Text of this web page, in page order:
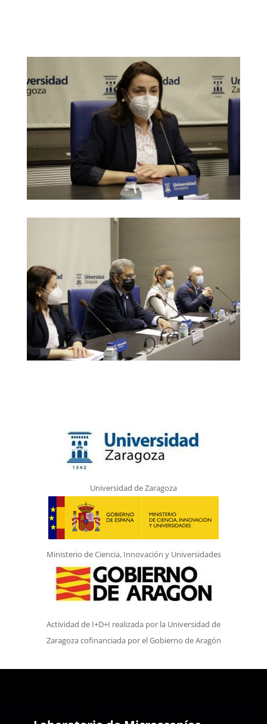
Universidad de Zaragoza
Ministerio de Ciencia, Innovación y Universidades
Actividad de I+D+I realizada por la Universidad de
Zaragoza cofinanciada por el Gobierno de Aragón